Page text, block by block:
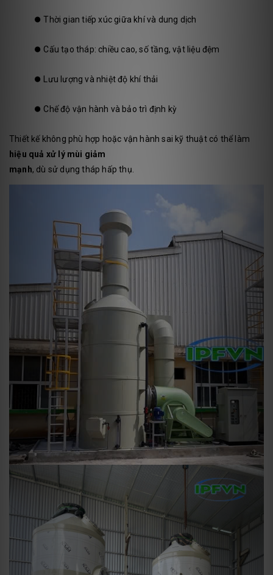
⏺️Thời gian tiếp xúc giữa khí và dung dịch
⏺️ Cấu tạo tháp: chiều cao, số tầng, vật liệu đệm
⏺️ Lưu lượng và nhiệt độ khí thải
⏺️ Chế độ vận hành và bảo trì định kỳ
Thiết kế không phù hợp hoặc vận hành sai kỹ thuật có thể làm
hiệu quả xử lý mùi giảm
mạnh, dù sử dụng tháp hấp thụ.